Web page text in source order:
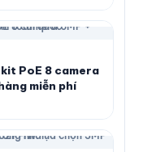
PoE 8 camera
miễn phí